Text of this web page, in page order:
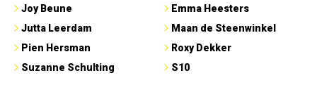
Joy Beune
Jutta Leerdam
Pien Hersman
Suzanne Schulting
Emma Heesters
Maan de Steenwinkel
Roxy Dekker
S10